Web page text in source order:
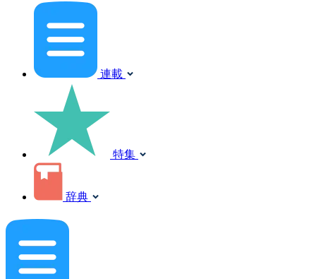
連載
特集
辞典